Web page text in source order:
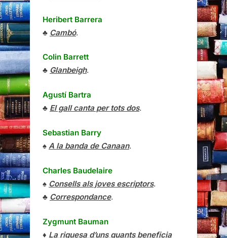
Heribert Barrera
♣ Cambó.
Colin Barrett
♣ Glanbeigh.
Agustí Bartra
♣ El gall canta per tots dos.
Sebastian Barry
♠ A la banda de Canaan.
Charles Baudelaire
♠ Consells als joves escriptors.
♣ Correspondance.
Zygmunt Bauman
♦ La riquesa d’uns quants beneficia